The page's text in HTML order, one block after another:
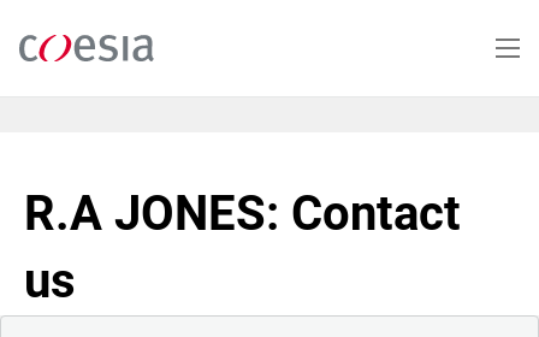
contenuto
R.A JONES: Contact
us